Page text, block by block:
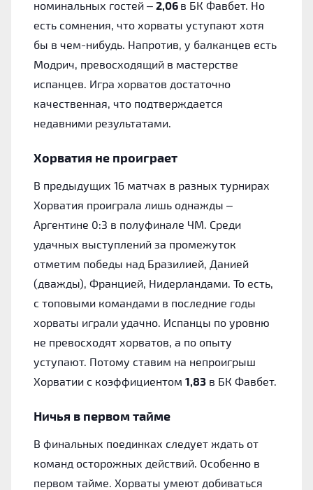
номинальных гостей – 2,06 в БК Фавбет. Но
есть сомнения, что хорваты уступают хотя
бы в чем-нибудь. Напротив, у балканцев есть
Модрич, превосходящий в мастерстве
испанцев. Игра хорватов достаточно
качественная, что подтверждается
недавними результатами.
Хорватия не проиграет
В предыдущих 16 матчах в разных турнирах
Хорватия проиграла лишь однажды –
Аргентине 0:3 в полуфинале ЧМ. Среди
удачных выступлений за промежуток
отметим победы над Бразилией, Данией
(дважды), Францией, Нидерландами. То есть,
с топовыми командами в последние годы
хорваты играли удачно. Испанцы по уровню
не превосходят хорватов, а по опыту
уступают. Потому ставим на непроигрыш
Хорватии с коэффициентом 1,83 в БК Фавбет.
Ничья в первом тайме
В финальных поединках следует ждать от
команд осторожных действий. Особенно в
первом тайме. Хорваты умеют добиваться